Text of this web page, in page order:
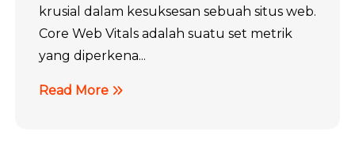
krusial dalam kesuksesan sebuah situs web.
Core Web Vitals adalah suatu set metrik
yang diperkena...
Read More